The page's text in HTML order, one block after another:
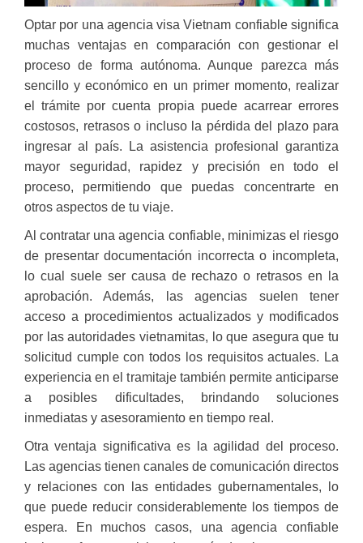
Optar por una agencia visa Vietnam confiable significa
muchas ventajas en comparación con gestionar el
proceso de forma autónoma. Aunque parezca más
sencillo y económico en un primer momento, realizar
el trámite por cuenta propia puede acarrear errores
costosos, retrasos o incluso la pérdida del plazo para
ingresar al país. La asistencia profesional garantiza
mayor seguridad, rapidez y precisión en todo el
proceso, permitiendo que puedas concentrarte en
otros aspectos de tu viaje.
Al contratar una agencia confiable, minimizas el riesgo
de presentar documentación incorrecta o incompleta,
lo cual suele ser causa de rechazo o retrasos en la
aprobación. Además, las agencias suelen tener
acceso a procedimientos actualizados y modificados
por las autoridades vietnamitas, lo que asegura que tu
solicitud cumple con todos los requisitos actuales. La
experiencia en el tramitaje también permite anticiparse
a posibles dificultades, brindando soluciones
inmediatas y asesoramiento en tiempo real.
Otra ventaja significativa es la agilidad del proceso.
Las agencias tienen canales de comunicación directos
y relaciones con las entidades gubernamentales, lo
que puede reducir considerablemente los tiempos de
espera. En muchos casos, una agencia confiable